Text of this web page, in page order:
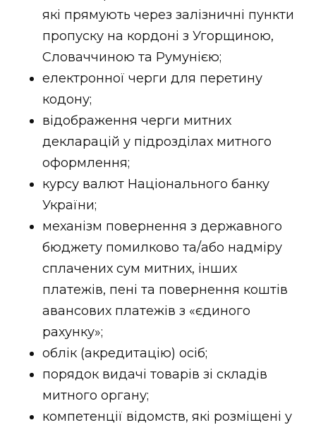
які прямують через залізничні пункти
пропуску на кордоні з Угорщиною,
Словаччиною та Румунією;
електронної черги для перетину
кодону;
відображення черги митних
декларацій у підрозділах митного
оформлення;
курсу валют Національного банку
України;
механізм повернення з державного
бюджету помилково та/або надміру
сплачених сум митних, інших
платежів, пені та повернення коштів
авансових платежів з «єдиного
рахунку»;
облік (акредитацію) осіб;
порядок видачі товарів зі складів
митного органу;
компетенції відомств, які розміщені у